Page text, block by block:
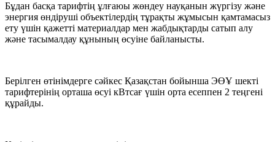
Бұдан басқа тарифтің ұлғаюы жөндеу науқанын жүргізу және
энергия өндіруші объектілердің тұрақты жұмысын қамтамасыз
ету үшін қажетті материалдар мен жабдықтарды сатып алу
және тасымалдау құнының өсуіне байланысты.
Берілген өтінімдерге сәйкес Қазақстан бойынша ЭӨҰ шекті
тарифтерінің орташа өсуі кВтсағ үшін орта есеппен 2 теңгені
құрайды.